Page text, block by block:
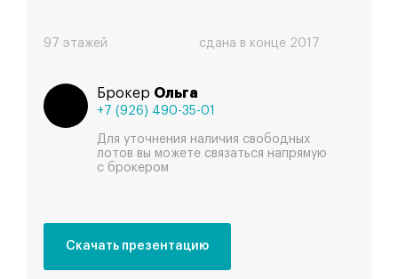
97 этажей сдана в конце 2017
Брокер Ольга
+7 (926) 490-35-01
Для уточнения наличия свободных
лотов вы можете связаться напрямую
с брокером
Скачать презентацию